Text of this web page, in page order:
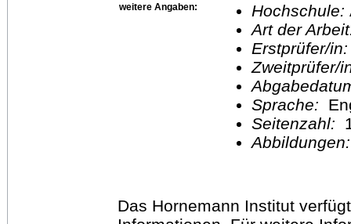
weitere Angaben: Hochschule:
Art der
Erstprüfer/
Sprache:
Seitenzahl:
Das Hornemann Institut